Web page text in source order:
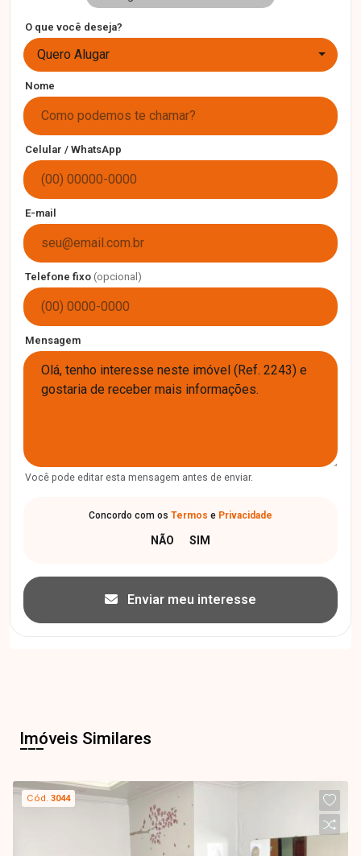
O que você deseja?
Quero Alugar
Nome
Celular / WhatsApp
E-mail
Telefone fixo (opcional)
Mensagem
Você pode editar esta mensagem antes de enviar.
Concordo com os Termos e Privacidade
Enviar meu interesse
Imóveis Similares
Cód.3044